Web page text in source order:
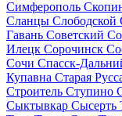
Симферополь
Сланцы Слободской
Гавань Советский
Илецк Сорочинск
Сочи Спасск-
Купавна Старая
Строитель Ступино
Сыктывкар Сысерть